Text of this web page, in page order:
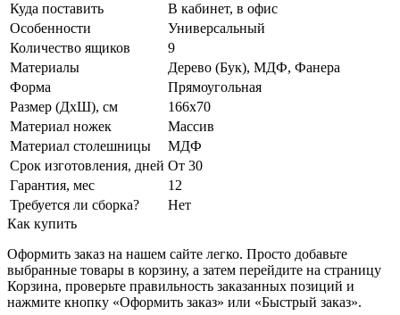
Куда поставить
В кабинет, в офис
Особенности
Универсальный
Количество ящиков
9
Материалы
Дерево (Бук), МДФ, Фанера
Форма
Прямоугольная
Размер (ДхШ), см
166х70
Материал ножек
Массив
Материал столешницы
МДФ
Срок изготовления, дней От 30
Гарантия, мес
12
Требуется ли сборка?
Нет
Как купить
Оформить заказ на нашем сайте легко. Просто добавьте
выбранные товары в корзину, а затем перейдите на страницу
Корзина, проверьте правильность заказанных позиций и
нажмите кнопку «Оформить заказ» или «Быстрый заказ».